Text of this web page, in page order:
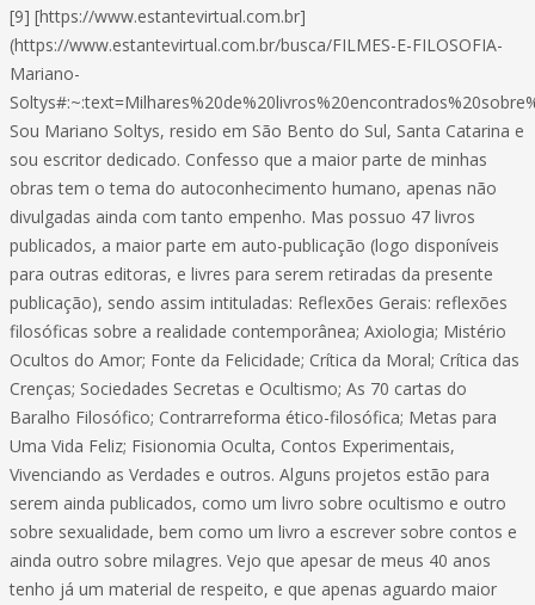
[9] [https://www.estantevirtual.com.br]
(https://www.estantevirtual.com.br/busca/FILMES-E-FILOSOFIA-
Mariano-
Sou Mariano Soltys, resido em São Bento do Sul, Santa Catarina e
sou escritor dedicado. Confesso que a maior parte de minhas
obras tem o tema do autoconhecimento humano, apenas não
divulgadas ainda com tanto empenho. Mas possuo 47 livros
publicados, a maior parte em auto-publicação (logo disponíveis
para outras editoras, e livres para serem retiradas da presente
publicação), sendo assim intituladas: Reflexões Gerais: reflexões
filosóficas sobre a realidade contemporânea; Axiologia; Mistério
Ocultos do Amor; Fonte da Felicidade; Crítica da Moral; Crítica das
Crenças; Sociedades Secretas e Ocultismo; As 70 cartas do
Baralho Filosófico; Contrarreforma ético-filosófica; Metas para
Uma Vida Feliz; Fisionomia Oculta, Contos Experimentais,
Vivenciando as Verdades e outros. Alguns projetos estão para
serem ainda publicados, como um livro sobre ocultismo e outro
sobre sexualidade, bem como um livro a escrever sobre contos e
ainda outro sobre milagres. Vejo que apesar de meus 40 anos
tenho já um material de respeito, e que apenas aguardo maior